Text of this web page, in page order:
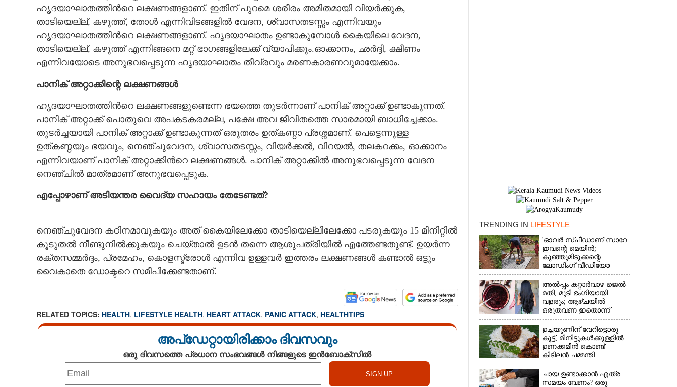
ഹൃദയാഘാതത്തിന്‍റെ ലക്ഷണങ്ങളാണ്. ഇതിന് പുറമെ ശരീരം അമിതമായി വിയർക്കുക,
താടിയെല്ല്, കഴുത്ത്, തോൾ എന്നിവിടങ്ങളിൽ വേദന, ശ്വാസതടസ്സം എന്നിവയും
ഹൃദയാഘാതത്തിന്‍റെ ലക്ഷണങ്ങളാണ്. ഹൃദയാഘാതം ഉണ്ടാകുമ്പോൾ കൈയിലെ വേദന,
താടിയെല്ല്, കഴുത്ത് എന്നിങ്ങനെ മറ്റ് ഭാഗങ്ങളിലേക്ക് വ്യാപിക്കും.ഓക്കാനം, ഛർദ്ദി, ക്ഷീണം
എന്നിവയോടെ അനുഭവപ്പെടുന്ന ഹൃദയാഘാതം തീവ്രവും മരണകാരണവുമായേക്കാം.
പാനിക് അറ്റാക്കിന്റെ ലക്ഷണങ്ങൾ
ഹൃദയാഘാതത്തിന്‍റെ ലക്ഷണങ്ങളുണ്ടെന്ന ഭയത്തെ തുടർന്നാണ് പാനിക് അറ്റാക്ക് ഉണ്ടാകുന്നത്.
പാനിക് അറ്റാക്ക് പൊതുവെ അപകടകരമല്ല, പക്ഷേ അവ ജീവിതത്തെ സാരമായി ബാധിച്ചേക്കാം.
തുടർച്ചയായി പാനിക് അറ്റാക്ക് ഉണ്ടാകുന്നത് ഒരുതരം ഉത്കണ്ഠാ പ്രശ്നമാണ്. പെട്ടെന്നുള്ള
ഉത്കണ്ഠയും ഭയവും, നെഞ്ചുവേദന, ശ്വാസതടസ്സം, വിയർക്കൽ, വിറയൽ, തലകറക്കം, ഓക്കാനം
എന്നിവയാണ് പാനിക് അറ്റാക്കിന്‍റെ ലക്ഷണങ്ങൾ. പാനിക് അറ്റാക്കിൽ അനുഭവപ്പെടുന്ന വേദന
നെഞ്ചിൽ മാത്രമാണ് അനുഭവപ്പെടുക.
എപ്പോഴാണ് അടിയന്തര വൈദ്യ സഹായം തേടേണ്ടത്?
നെഞ്ചുവേദന കഠിനമാവുകയും അത് കൈയിലേക്കോ താടിയെല്ലിലേക്കോ പടരുകയും 15 മിനിറ്റിൽ
കൂടുതൽ നീണ്ടുനിൽക്കുകയും ചെയ്താൽ ഉടൻ തന്നെ ആശുപത്രിയിൽ എത്തേണ്ടതുണ്ട്. ഉയർന്ന
രക്തസമ്മർദ്ദം, പ്രമേഹം, കൊളസ്ട്രോൾ എന്നിവ ഉള്ളവർ ഇത്തരം ലക്ഷണങ്ങൾ കണ്ടാൽ ഒട്ടും
വൈകാതെ ഡോക്ടറെ സമീപിക്കേണ്ടതാണ്.
RELATED TOPICS: HEALTH, LIFESTYLE HEALTH, HEART ATTACK, PANIC ATTACK, HEALTHTIPS
അപ്ഡേറ്റായിരിക്കാം ദിവസവും
ഒരു ദിവസത്തെ പ്രധാന സംഭവങ്ങൾ നിങ്ങളുടെ ഇൻബോക്സിൽ
TRENDING IN LIFESTYLE
'ഓവർ സ്‌പീഡാണ് സാറേ
ഇവന്റെ മെയിൻ;
കുഞ്ഞുമിടുക്കന്റെ
ലോഡിംഗ് വീഡിയോ
വൈറൽ
അൽപ്പം കറ്റാർവാഴ ജെൽ
മതി, മുടി ഭംഗിയായി
വളരും; ആഴ്‌ചയിൽ
ഒരുതവണ ഇതൊന്ന്
പരീക്ഷിച്ച് നോക്കൂ
ഉച്ചയൂണിന് വേറിട്ടൊരു
കൂട്ട്; മിനിട്ടുകൾക്കുള്ളിൽ
ഉണക്കമീൻ കൊണ്ട്
കിടിലൻ ചമ്മന്തി
റെഡിയാക്കാം
ചായ ഉണ്ടാക്കാൻ എത്ര
സമയം വേണം? ഒരു
ഈ ലക്ഷണങ്ങൾ കണ്ടാൽ അത്